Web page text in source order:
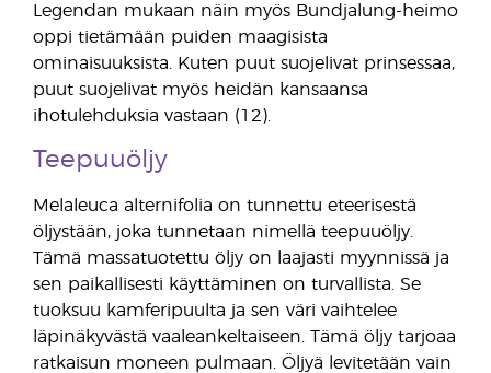
Legendan mukaan näin myös Bundjalung-heimo
oppi tietämään puiden maagisista
ominaisuuksista. Kuten puut suojelivat prinsessaa,
puut suojelivat myös heidän kansaansa
ihotulehduksia vastaan (12).
Teepuuöljy
Melaleuca alternifolia on tunnettu eteerisestä
öljystään, joka tunnetaan nimellä teepuuöljy.
Tämä massatuotettu öljy on laajasti myynnissä ja
sen paikallisesti käyttäminen on turvallista. Se
tuoksuu kamferipuulta ja sen väri vaihtelee
läpinäkyvästä vaaleankeltaiseen. Tämä öljy tarjoaa
ratkaisun moneen pulmaan. Öljyä levitetään vain